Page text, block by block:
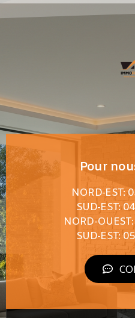
Pour
NORD-EST:
SUD-EST:
NORD-
SUD-EST: